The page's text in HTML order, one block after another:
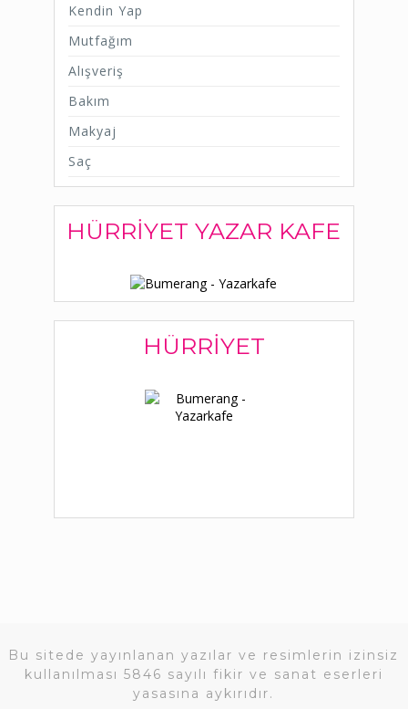
Kendin Yap
Mutfağım
Alışveriş
Bakım
Makyaj
Saç
HÜRRIYET YAZAR KAFE
HÜRRIYET
Bu sitede yayınlanan yazılar ve resimlerin izinsiz
kullanılması 5846 sayılı fikir ve sanat eserleri
yasasına aykırıdır.